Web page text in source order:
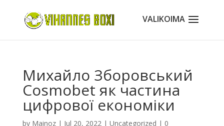
Михайло Зборовський
Cosmobet як частина
цифрової економіки
by Mainoz| Jul 20, 2022| Uncategorized | 0